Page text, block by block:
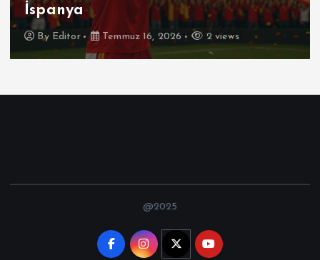
İspanya
By Editor Temmuz 16, 2026 2 views
@2025